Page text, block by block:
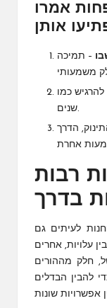
אמרו
אותן
– תמיכה
להרגיש כמו
שנים.
הדרך
רבות
בדרך
לעיתים גם
עלויות, אחרים
חלק מההורים
להבין הבדלים